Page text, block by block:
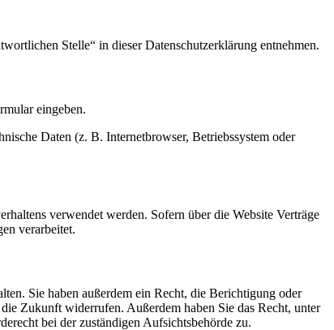
Stelle“ in dieser Datenschutzerklärung entnehmen.
eingeben.
Daten (z. B. Internetbrowser, Betriebssystem oder
verwendet werden. Sofern über die Website Verträge
verarbeitet.
Sie haben außerdem ein Recht, die Berichtigung oder
Zukunft widerrufen. Außerdem haben Sie das Recht, unter
bei der zuständigen Aufsichtsbehörde zu.